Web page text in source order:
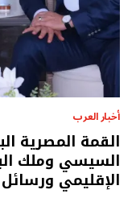
أخبار العرب
السيسي وملك
الإقليمي